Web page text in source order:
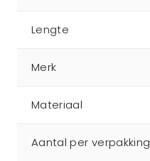
Lengte
Merk
Materiaal
Aantal per verpakking